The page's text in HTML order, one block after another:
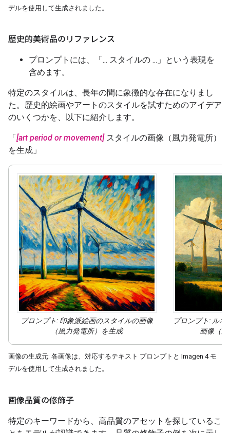
デルを使用して生成されました。
歴史的美術品のリファレンス
プロンプトには、「... スタイルの ...」という表現を
含めます。
特定のスタイルは、長年の間に象徴的な存在になりまし
た。歴史的絵画やアートのスタイルを試すためのアイデア
のいくつかを、以下に紹介します。
「[art period or movement] スタイルの画像（風力発電所）
を生成」
プロンプト: 印象派絵画のスタイルの画像
（風力発電所）を生成
プロンプト: ルネ
画像（
画像の生成元: 各画像は、対応するテキスト プロンプトと Imagen 4 モ
デルを使用して生成されました。
画像品質の修飾子
特定のキーワードから、高品質のアセットを探しているこ